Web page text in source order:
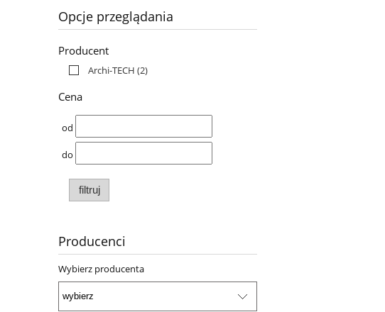
Opcje przeglądania
Producent
Archi-TECH (2)
Cena
od
do
filtruj
Producenci
Wybierz producenta